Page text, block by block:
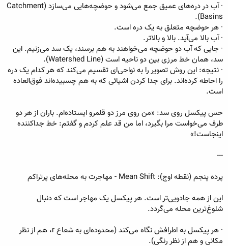
· آب در دره‌های عمیق جمع می‌شود و حوضچه‌هایی می‌سازد (Catchment
Basins).
· هر حوضچه متعلق به یک دره است.
· آب بالا می‌آید. بالا و بالاتر.
· جایی که آب دو حوضچه می‌خواهند به هم برسند، یک سد می‌زنیم. این
سد، همان خط مرزی بین دو ناحیه است (Watershed Line).
· نتیجه: این روش تصویر را به نواحی‌ای تقسیم می‌کند که هر کدام یک دره
را احاطه کرده‌اند. برای جدا کردن اشیائی که به هم چسبیده‌اند فوق‌العاده
است.
حس پیکسل روی سد: «من روی مرز دو قلمرو ایستاده‌ام. باران از هر دو
طرف می‌خواست مرا بگیرد، اما من قد علم کردم و گفتم: خط جداکننده
اینجاست!»
---
پرده پنجم (نقطه اوج): Mean Shift - مهاجرت به محله‌های پرتراکم
این از همه جادویی‌تر است. هر پیکسل یک مهاجر است که دنبال
شلوغ‌ترین محله می‌گردد.
· هر پیکسل به اطرافش نگاه می‌کند (محدوده‌ای به شعاع r، هم از نظر
مکانی و هم از نظر رنگی).